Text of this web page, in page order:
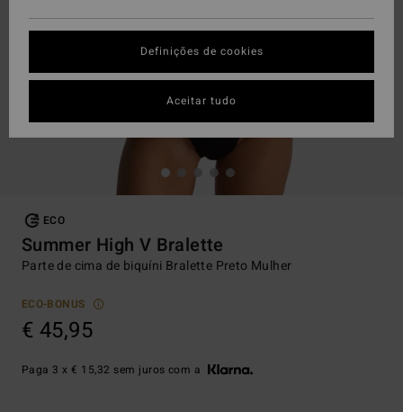
ECO
Summer High V Bralette
Parte de cima de biquíni Bralette Preto Mulher
ECO-BONUS
€ 45,95
Paga 3 x € 15,32 sem juros com a
Definições de cookies
Aceitar tudo